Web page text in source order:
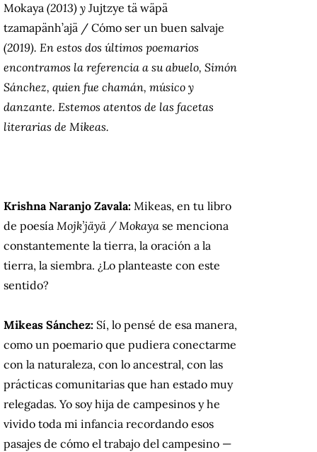
Mokaya (2013) y Jujtzye tä wäpä
tzamapänh’ajä / Cómo ser un buen salvaje
(2019). En estos dos últimos poemarios
encontramos la referencia a su abuelo, Simón
Sánchez, quien fue chamán, músico y
danzante. Estemos atentos de las facetas
literarias de Mikeas.
Krishna Naranjo Zavala: Mikeas, en tu libro
de poesía Mojk’jäyä / Mokaya se menciona
constantemente la tierra, la oración a la
tierra, la siembra. ¿Lo planteaste con este
sentido?
Mikeas Sánchez: Sí, lo pensé de esa manera,
como un poemario que pudiera conectarme
con la naturaleza, con lo ancestral, con las
prácticas comunitarias que han estado muy
relegadas. Yo soy hija de campesinos y he
vivido toda mi infancia recordando esos
pasajes de cómo el trabajo del campesino —